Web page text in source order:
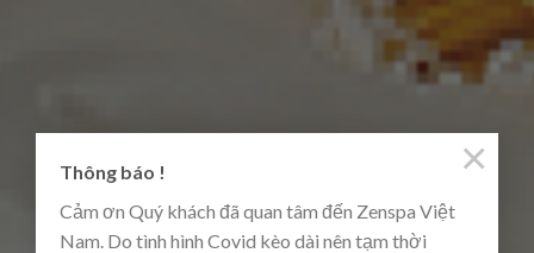
Thông báo !
Cảm ơn Quý khách đã quan tâm đến Zenspa Việt
Nam. Do tình hình Covid kèo dài nên tạm thời
×